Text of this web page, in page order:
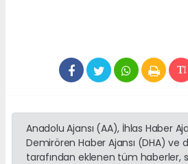
Anadolu Ajansı (AA), İhlas Haber
Demirören Haber Ajansı (DHA) ve
tarafından eklenen tüm haberler,